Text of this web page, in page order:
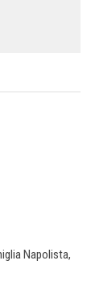
Napolista,